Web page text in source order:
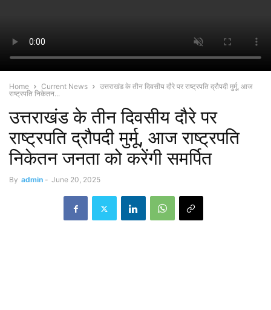
Home Current News
उत्तराखंड के तीन दिवसीय दौरे पर राष्ट्रपति द्रौपदी मुर्मू, आज
राष्ट्रपति निकेतन...
उत्तराखंड के तीन दिवसीय दौरे पर
राष्ट्रपति द्रौपदी मुर्मू, आज राष्ट्रपति
निकेतन जनता को करेंगी समर्पित
By admin - June 20, 2025